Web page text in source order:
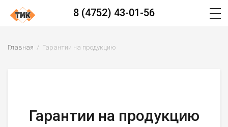
8 (4752) 43-01-56
Главная Гарантии на продукцию
Гарантии на продукцию